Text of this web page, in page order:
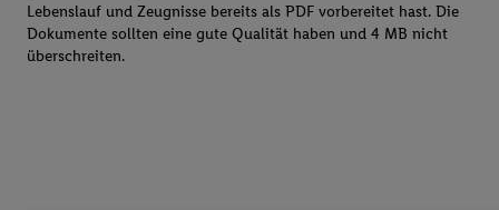
Lebenslauf und Zeugnisse bereits als PDF vorbereitet hast. Die
Dokumente sollten eine gute Qualität haben und 4 MB nicht
überschreiten.